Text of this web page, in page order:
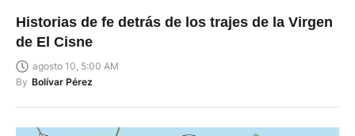
Historias de fe detrás de los trajes de la Virgen
de El Cisne
agosto 10, 5:00 AM
By Bolívar Pérez